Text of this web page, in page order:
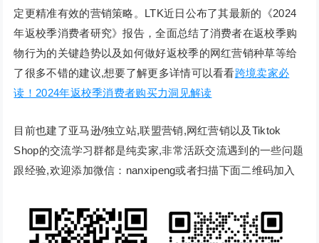
定更精准有效的营销策略。LTK近日公布了其最新的《2024
年返校季消费者研究》报告，全面总结了消费者在返校季购
物行为的关键趋势以及如何做好返校季的网红营销种草等给
了很多不错的建议,想要了解更多详情可以看看跨境卖家必
读！2024年返校季消费者购买力洞见解读
目前也建了亚马逊/独立站,联盟营销,网红营销以及Tiktok
Shop的交流学习群都是纯卖家,非常活跃交流遇到的一些问题
跟经验,欢迎添加微信：nanxipeng或者扫描下面二维码加入